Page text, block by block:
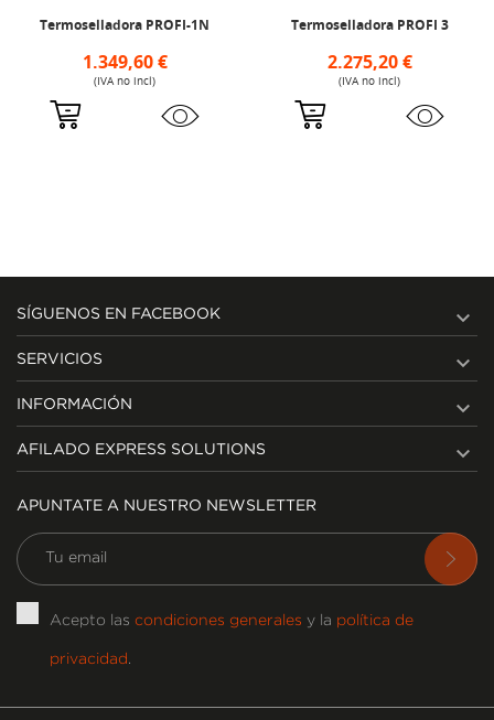
Termoselladora PROFI-1N
1.349,60 €
(IVA no incl)
Termoselladora PROFI 3
2.275,20 €
(IVA no incl)
SÍGUENOS EN FACEBOOK 
SERVICIOS 
INFORMACIÓN 
AFILADO EXPRESS SOLUTIONS 
APUNTATE A NUESTRO NEWSLETTER
Acepto las condiciones generales y la política de
privacidad